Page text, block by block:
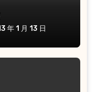
年 1 月 13 日